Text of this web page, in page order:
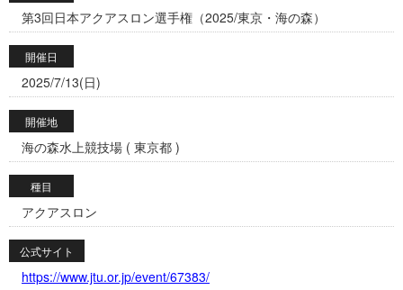
第3回日本アクアスロン選手権（2025/東京・海の森）
開催日
2025/7/13(日)
開催地
海の森水上競技場 ( 東京都 )
種目
アクアスロン
公式サイト
https://www.jtu.or.jp/event/67383/